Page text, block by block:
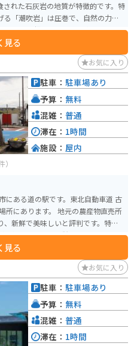
れた石灰岩の地質が特徴的です。特
「潮吹岩」は圧巻で、自然の力強
後の再生の象徴として知られてい
ろの一つで、地質学的にも興味深
憩所も整備されています。アクセス
と訪れやすい場所にあります。
見る
お気に入り
）
にある道の駅です。東北自動車道 古
地元の農産物直売所
新鮮で美味しいと評判です。特
気です。また、併設されているレ
楽しむことができます。 バイク
備されているため安心です。ツー
でしょう。道の駅から少し足を延
泉地としても有名なエリアがあり
で、ツーリングの疲れを癒やすこと
宮城県を訪れた際には、ぜひ立ち
見る
駐車： 駐車場あり
予算： 無料
混雑： 普通
滞在： 1時間
施設： 屋内
お気に入り
駐車： 駐車場あり
予算： 無料
混雑： 普通
滞在： 1時間